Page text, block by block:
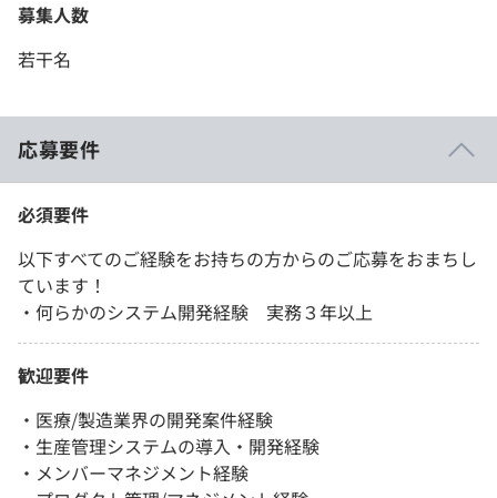
募集人数
若干名
応募要件
必須要件
以下すべてのご経験をお持ちの方からのご応募をおまちし
ています！
・何らかのシステム開発経験 実務３年以上
歓迎要件
・医療/製造業界の開発案件経験
・生産管理システムの導入・開発経験
・メンバーマネジメント経験